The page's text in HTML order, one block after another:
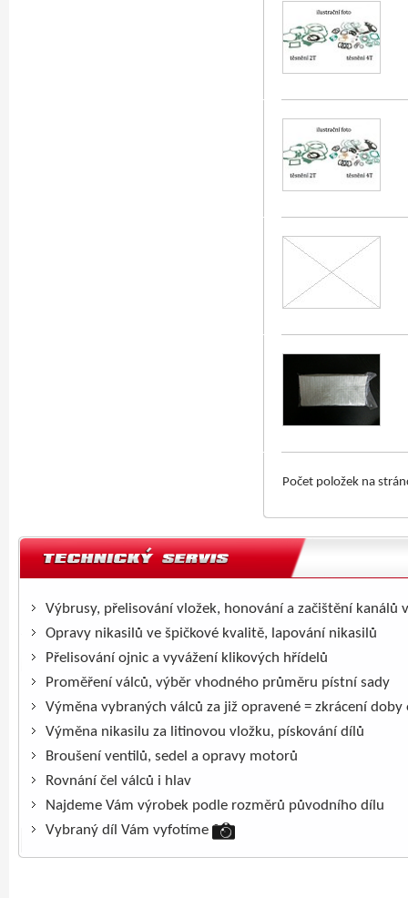
Počet položek na
Výbrusy, přelisování vložek, honování a začištění kanálů
Opravy nikasilů ve špičkové kvalitě, lapování nikasilů
Přelisování ojnic a vyvážení klikových hřídelů
Proměření válců, výběr vhodného průměru pístní sady
Výměna vybraných válců za již opravené = zkrácení doby
Výměna nikasilu za litinovou vložku, pískování dílů
Broušení ventilů, sedel a opravy motorů
Rovnání čel válců i hlav
Najdeme Vám výrobek podle rozměrů původního dílu
Vybraný díl Vám vyfotíme